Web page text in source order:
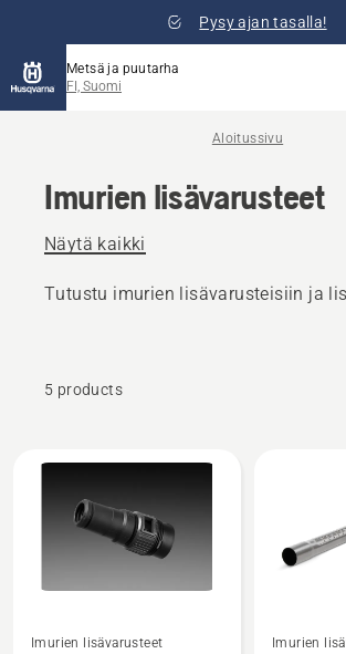
Pysy ajan tasalla!
Metsä ja puutarha
FI, Suomi
Aloitussivu
Imurien lisävarusteet
Näytä kaikki
Tutustu imurien lisävarusteisiin ja
5 products
Kaikki
tuotteet
lisätietoja
Imurien lisävarusteet
lisätietoja
Imurien